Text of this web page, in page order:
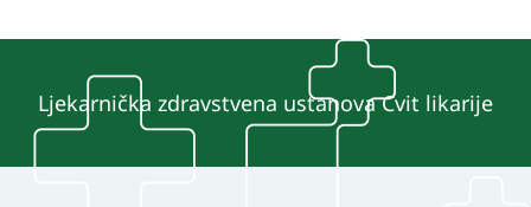
se
mogu
odabrati
Ljekarnička zdravstvena ustanova Cvit likarije